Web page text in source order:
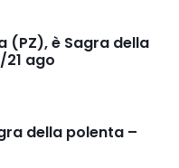
(PZ), è Sagra della
ago
della polenta –